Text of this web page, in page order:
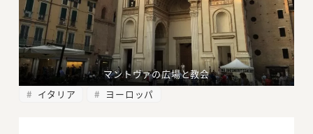
マントヴァの広場と教会
イタリア
ヨーロッパ